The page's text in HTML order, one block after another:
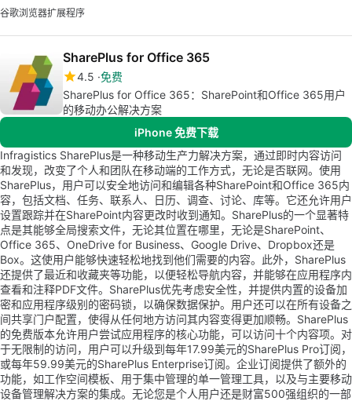
谷歌浏览器扩展程序
SharePlus for Office 365
4.5 免费
SharePlus for Office 365：SharePoint和Office 365用户
的移动办公解决方案
iPhone 免费下载
Infragistics SharePlus是一种移动生产力解决方案，通过即时内容访问
和发现，改变了个人和团队在移动端的工作方式，无论是否联网。使用
SharePlus，用户可以安全地访问和编辑各种SharePoint和Office 365内
容，包括文档、任务、联系人、日历、调查、讨论、库等。它还允许用户
设置跟踪并在SharePoint内容更改时收到通知。SharePlus的一个显著特
点是其能够全局搜索文件，无论其位置在哪里，无论是SharePoint、
Office 365、OneDrive for Business、Google Drive、Dropbox还是
Box。这使用户能够快速轻松地找到他们需要的内容。此外，SharePlus
还提供了最近和收藏夹等功能，以便轻松导航内容，并能够在应用程序内
查看和注释PDF文件。SharePlus优先考虑安全性，并提供内置的设备加
密和应用程序级别的密码锁，以确保数据保护。用户还可以在所有设备之
间共享门户配置，使得从任何地方访问其内容变得更加顺畅。SharePlus
的免费版本允许用户尝试应用程序的核心功能，可以访问十个内容项。对
于无限制的访问，用户可以升级到每年17.99美元的SharePlus Pro订阅，
或每年59.99美元的SharePlus Enterprise订阅。企业订阅提供了额外的
功能，如工作空间模板、用于集中管理的单一管理工具，以及与主要移动
设备管理解决方案的集成。无论您是个人用户还是财富500强组织的一部